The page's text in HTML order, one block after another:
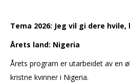
Tema 2026: Jeg vil gi dere hvile,
Årets land: Nigeria
Årets program er utarbeidet av en
kristne kvinner i Nigeria.